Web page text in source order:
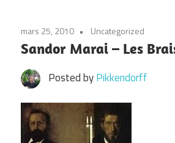
mars 25, 2010 Uncategorized
Sandor Marai – Les
Posted byPikkendorff